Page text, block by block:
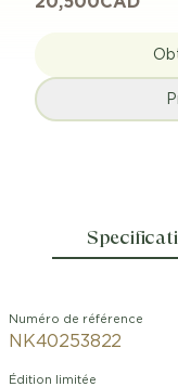
Numéro de référence
NK40253822
Édition limitée